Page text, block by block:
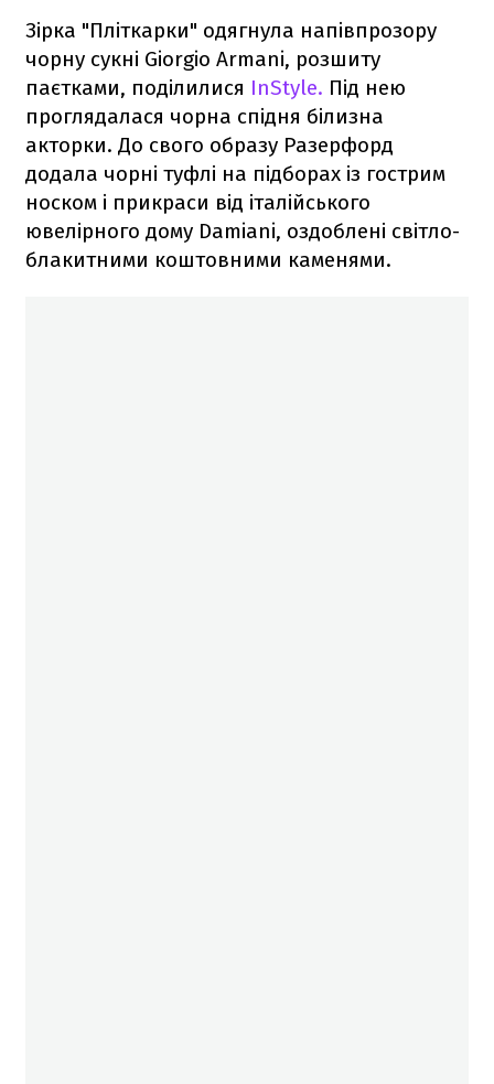
Зірка "Пліткарки" одягнула напівпрозору
чорну сукні Giorgio Armani, розшиту
паєтками, поділилися InStyle. Під нею
проглядалася чорна спідня білизна
акторки. До свого образу Разерфорд
додала чорні туфлі на підборах із гострим
носком і прикраси від італійського
ювелірного дому Damiani, оздоблені світло-
блакитними коштовними каменями.